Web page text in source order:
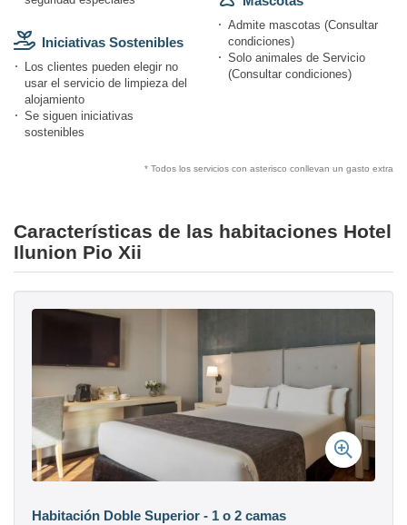
Iniciativas Sostenibles
Los clientes pueden elegir no
usar el servicio de limpieza del
alojamiento
Se siguen iniciativas
sostenibles
Admite mascotas (Consultar
condiciones)
Solo animales de Servicio
(Consultar condiciones)
* Todos los servicios con asterisco conllevan un gasto extra
Características de las habitaciones Hotel
Ilunion Pio Xii
Habitación Doble Superior - 1 o 2 camas